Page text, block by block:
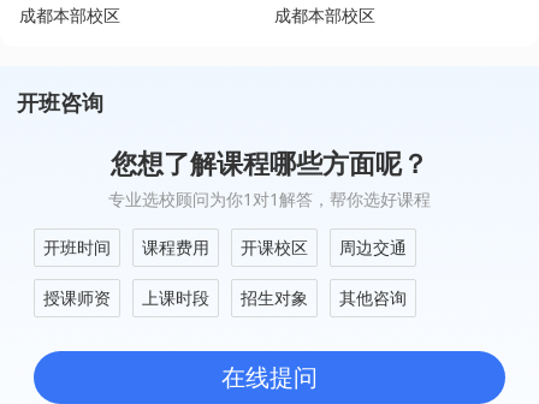
成都本部校区 成都本部校区
开班咨询
您想了解课程哪些方面呢？
专业选校顾问为你1对1解答，帮你选好课程
开班时间 课程费用 开课校区 周边交通
授课师资 上课时段 招生对象 其他咨询
在线提问